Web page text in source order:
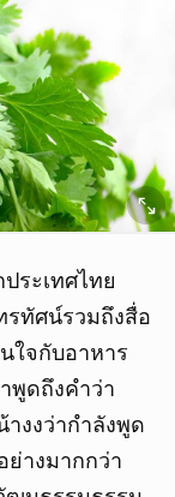
ระเทศไทย
รทัศน์รวมถึงสื่อ
ใจกับอาหาร
พูดถึงคำว่า
งงว่ากำลังพูด
ย่างมากกว่า